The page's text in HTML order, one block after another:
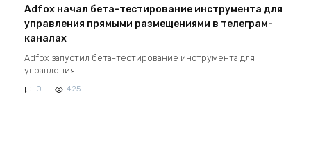
Adfox начал бета-тестирование инструмента для
управления прямыми размещениями в телеграм-
каналах
Adfox запустил бета-тестирование инструмента для
управления
0 425